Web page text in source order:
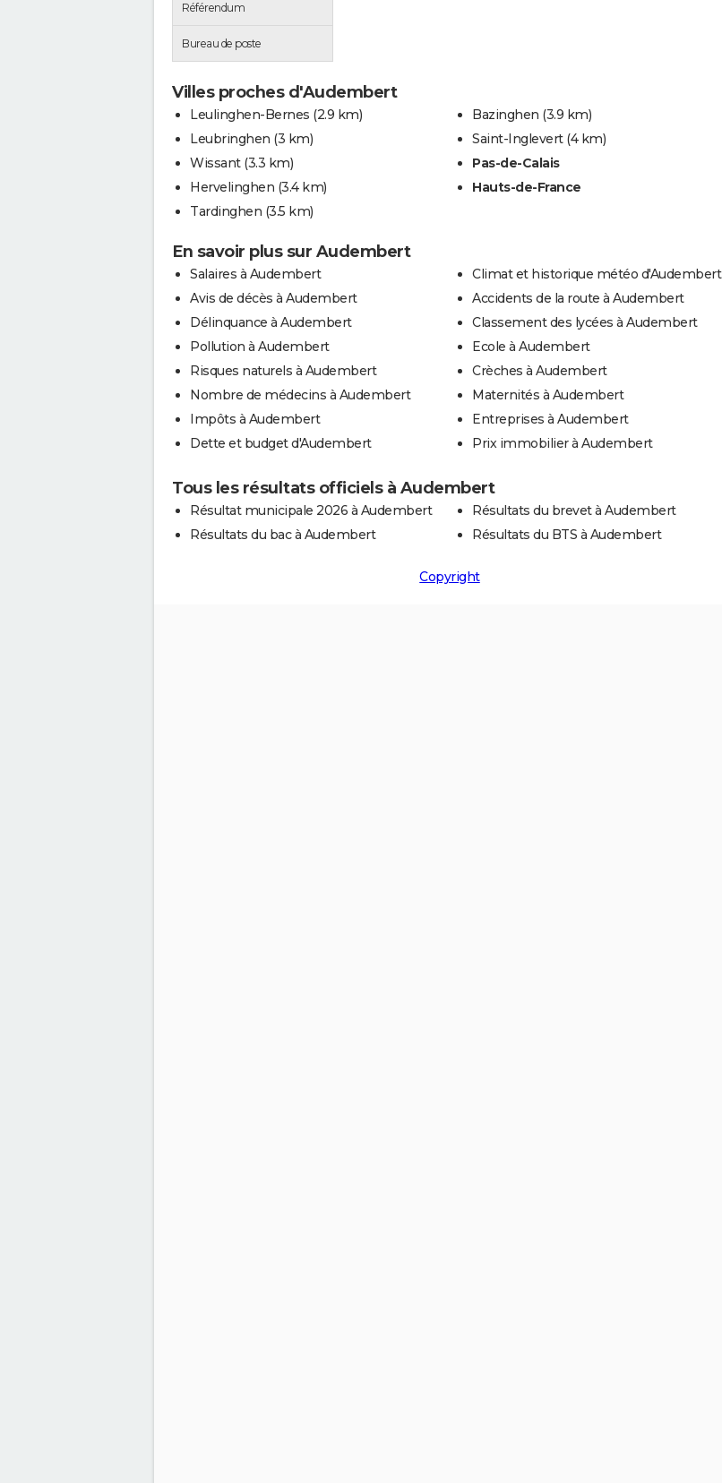
Référendum
Bureau de poste
Villes proches d'Audembert
Leulinghen-Bernes (2.9 km)
Leubringhen (3 km)
Wissant (3.3 km)
Hervelinghen (3.4 km)
Tardinghen (3.5 km)
Bazinghen (3.9 km)
Saint-Inglevert (4 km)
Pas-de-Calais
Hauts-de-France
En savoir plus sur Audembert
Salaires à Audembert
Avis de décès à Audembert
Délinquance à Audembert
Pollution à Audembert
Risques naturels à Audembert
Nombre de médecins à Audembert
Impôts à Audembert
Dette et budget d'Audembert
Climat et historique météo d'Audembert
Accidents de la route à Audembert
Classement des lycées à Audembert
Ecole à Audembert
Crèches à Audembert
Maternités à Audembert
Entreprises à Audembert
Prix immobilier à Audembert
Tous les résultats officiels à Audembert
Résultat municipale 2026 à Audembert
Résultats du bac à Audembert
Résultats du brevet à Audembert
Résultats du BTS à Audembert
Copyright